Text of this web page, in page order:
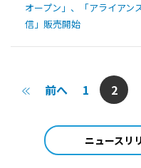
オープン」、「アライアン
信」販売開始
前へ 1 2
ニュースリ